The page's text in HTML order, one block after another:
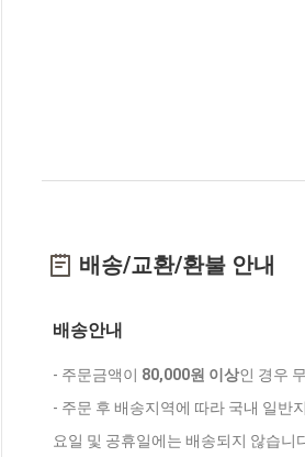
배송/교환/환불 안내
배송안내
- 주문금액이 80,000원 이상인 경우
- 주문 후 배송지역에 따라 국내 일반
요일 및 공휴일에는 배송되지 않습니